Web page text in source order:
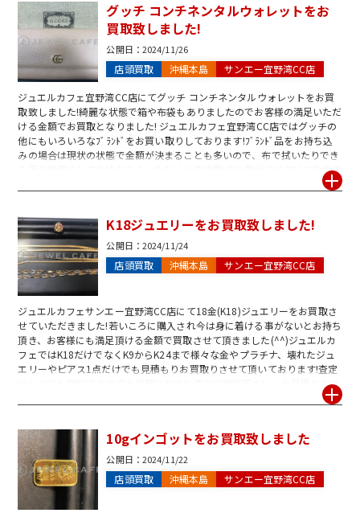
グッチ コンチネンタルウォレットをお
買取致しました!
公開日： 2024/11/26
店頭買取 沖縄本島 サンエー宜野湾CC店
ジュエルカフェ宜野湾CC店にてグッチ コンチネンタルウォレットをお買
取致しました!綺麗な状態で箱や布袋もありましたのでお客様の満足いただ
ける金額でお買取となりました! ジュエルカフェ宜野湾CC店ではグッチの
他にもいろいろなﾌﾞﾗﾝﾄﾞをお買い取りしております!ﾌﾞﾗﾝﾄﾞ品をお持ち込
みの場合は現状の状態で金額が決まることも多いので、布で拭いたりでき
る限り綺麗にしてお持ち込みいただくと査定額UPに繋がります! (ご自身で
修復や加工など手を加えてしまうとお買取りが厳しくなりますのでご注意
K18ジュエリーをお買取致しました!
公開日： 2024/11/24
店頭買取 沖縄本島 サンエー宜野湾CC店
ジュエルカフェサンエー宜野湾CC店にて18金(K18)ジュエリーをお買取さ
せていただきました!若いころに購入され今は身に着ける事がないとお持ち
頂き、お客様にも満足頂ける金額で買取させて頂きました(^^)ジュエルカ
フェではK18だけでなくK9からK24まで様々な金やプラチナ、壊れたジュ
エリーやピアス1点だけでも見積もりお買取りさせて頂いております!査定
はいつでも無料ですのでお気軽にお立ち寄りご相談下さい。お見積りだけ
でも大歓迎です♪スタッフ一同皆様のご来店を心よりお待ちしております!
10gインゴットをお買取致しました
公開日： 2024/11/22
店頭買取 沖縄本島 サンエー宜野湾CC店